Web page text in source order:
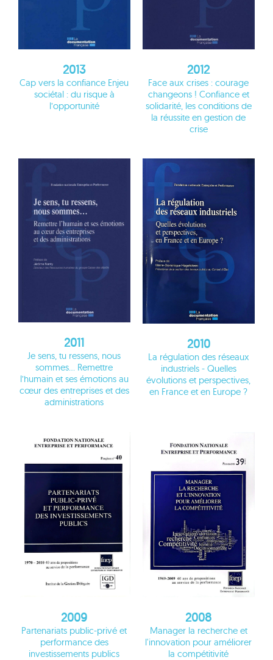
2013
Cap vers la confiance Enjeu
sociétal : du risque à
l’opportunité
2012
Face aux crises : courage
changeons ! Confiance et
solidarité, les conditions de
la réussite en gestion de
crise
2011
Je sens, tu ressens, nous
sommes… Remettre
l’humain et ses émotions au
cœur des entreprises et des
administrations
2010
La régulation des réseaux
industriels - Quelles
évolutions et perspectives,
en France et en Europe ?
2009
Partenariats public-privé et
performance des
investissements publics
2008
Manager la recherche et
l'innovation pour améliorer
la compétitivité